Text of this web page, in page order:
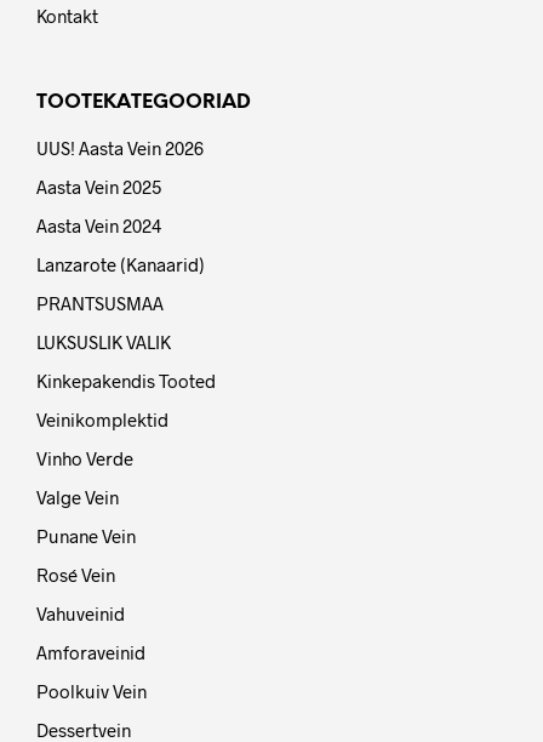
Kontakt
TOOTEKATEGOORIAD
UUS! Aasta Vein 2026
Aasta Vein 2025
Aasta Vein 2024
Lanzarote (Kanaarid)
PRANTSUSMAA
LUKSUSLIK VALIK
Kinkepakendis Tooted
Veinikomplektid
Vinho Verde
Valge Vein
Punane Vein
Rosé Vein
Vahuveinid
Amforaveinid
Poolkuiv Vein
Dessertvein